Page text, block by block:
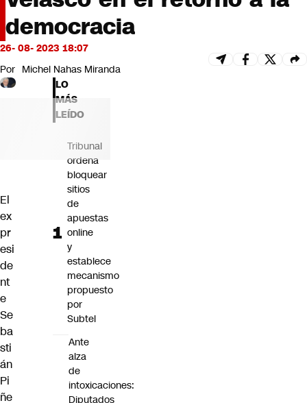
Futuro 360
Opinión
democracia
26- 08- 2023 18:07
Por Michel Nahas Miranda
El
ex
pr
esi
de
nt
e
Se
ba
sti
án
Pi
ñe
LO
MÁS
LEÍDO
Tribunal
ordena
bloquear
sitios
de
apuestas
online
y
establece
mecanismo
propuesto
por
Subtel
Ante
alza
de
intoxicaciones:
Diputados